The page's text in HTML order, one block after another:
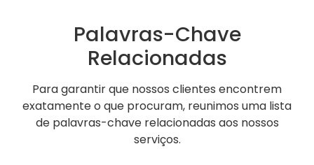
Palavras-Chave
Relacionadas
Para garantir que nossos clientes encontrem
exatamente o que procuram, reunimos uma lista
de palavras-chave relacionadas aos nossos
serviços.